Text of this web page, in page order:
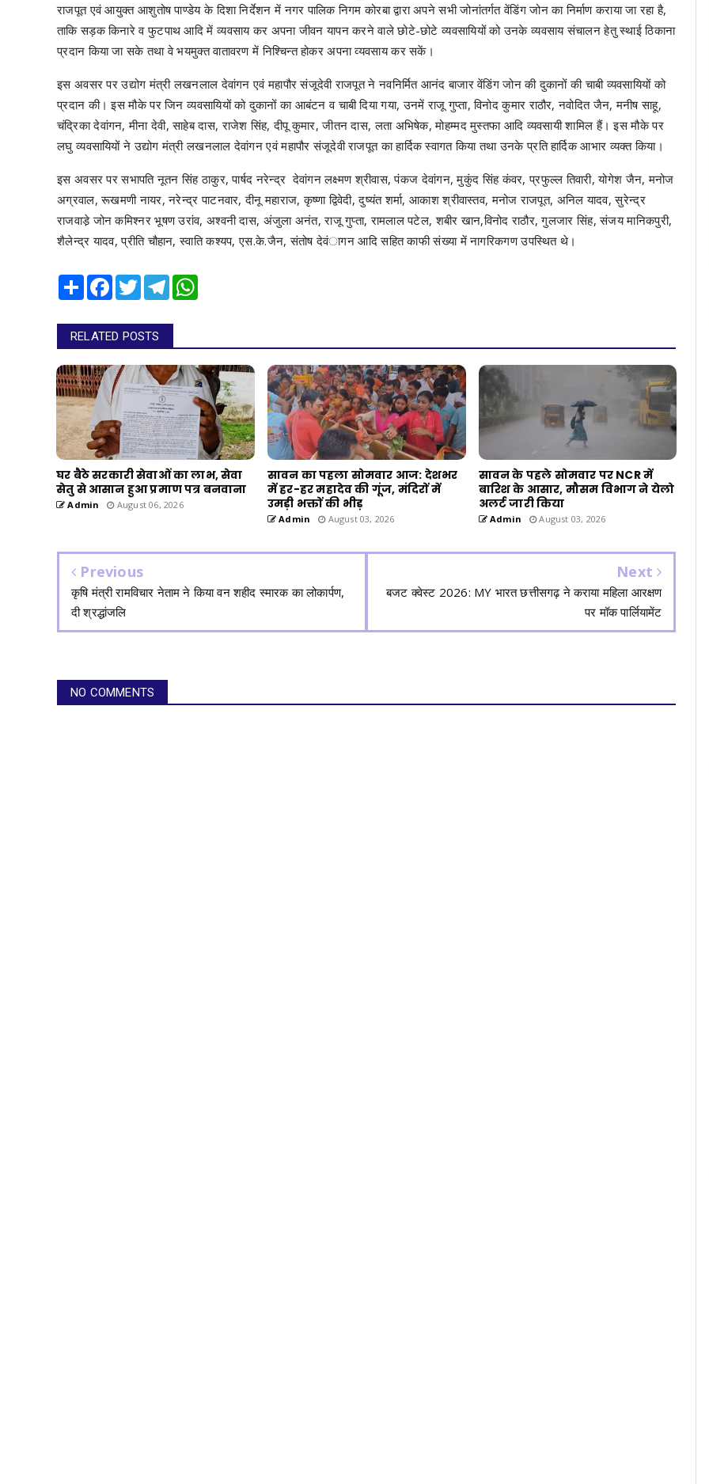
राजपूत एवं आयुक्त आशुतोष पाण्डेय के दिशा निर्देशन में नगर पालिक निगम कोरबा द्वारा अपने सभी जोनांतर्गत वेंडिंग जोन का निर्माण कराया जा रहा है,
ताकि सड़क किनारे व फुटपाथ आदि में व्यवसाय कर अपना जीवन यापन करने वाले छोटे-छोटे व्यवसायियों को उनके व्यवसाय संचालन हेतु स्थाई ठिकाना
प्रदान किया जा सके तथा वे भयमुक्त वातावरण में निश्चिन्त होकर अपना व्यवसाय कर सकें।
इस अवसर पर उद्योग मंत्री लखनलाल देवांगन एवं महापौर संजूदेवी राजपूत ने नवनिर्मित आनंद बाजार वेंडिंग जोन की दुकानों की चाबी व्यवसायियों को
प्रदान की। इस मौके पर जिन व्यवसायियों को दुकानों का आबंटन व चाबी दिया गया, उनमें राजू गुप्ता, विनोद कुमार राठौर, नवोदित जैन, मनीष साहू,
चंद्रिका देवांगन, मीना देवी, साहेब दास, राजेश सिंह, दीपू कुमार, जीतन दास, लता अभिषेक, मोहम्मद मुस्तफा आदि व्यवसायी शामिल हैं। इस मौके पर
लघु व्यवसायियों ने उद्योग मंत्री लखनलाल देवांगन एवं महापौर संजूदेवी राजपूत का हार्दिक स्वागत किया तथा उनके प्रति हार्दिक आभार व्यक्त किया।
इस अवसर पर सभापति नूतन सिंह ठाकुर, पार्षद नरेन्द्र देवांगन लक्ष्मण श्रीवास, पंकज देवांगन, मुकुंद सिंह कंवर, प्रफुल्ल तिवारी, योगेश जैन, मनोज
अग्रवाल, रूखमणी नायर, नरेन्द्र पाटनवार, दीनू महाराज, कृष्णा द्विवेदी, दुष्यंत शर्मा, आकाश श्रीवास्तव, मनोज राजपूत, अनिल यादव, सुरेन्द्र
राजवाडे़ जोन कमिश्नर भूषण उरांव, अश्वनी दास, अंजुला अनंत, राजू गुप्ता, रामलाल पटेल, शबीर खान,विनोद राठौर, गुलजार सिंह, संजय मानिकपुरी,
शैलेन्द्र यादव, प्रीति चौहान, स्वाति कश्यप, एस.के.जैन, संतोष देवंागन आदि सहित काफी संख्या में नागरिकगण उपस्थित थे।
Share Facebook
TwitterTelegram
RELATED POSTS
घर बैठे सरकारी सेवाओं का लाभ, सेवा
सेतु से आसान हुआ प्रमाण पत्र बनवाना
Admin August 06, 2026
सावन का पहला सोमवार आज: देशभर
में हर-हर महादेव की गूंज, मंदिरों में
उमड़ी भक्तों की भीड़
Admin August 03, 2026
सावन के पहले सोमवार पर NCR में
बारिश के आसार, मौसम विभाग ने येलो
अलर्ट जारी किया
Admin August 03, 2026
Previous
कृषि मंत्री रामविचार नेताम ने किया वन शहीद स्मारक का लोकार्पण,
दी श्रद्धांजलि
Next
बजट क्वेस्ट 2026: MY भारत छत्तीसगढ़ ने कराया महिला आरक्षण
पर मॉक पार्लियामेंट
NO COMMENTS